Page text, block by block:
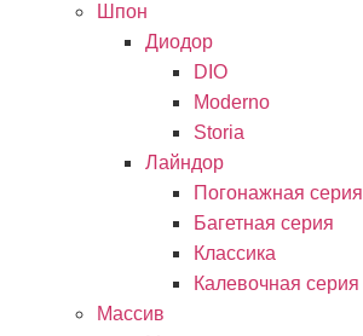
Шпон
Диодор
DIO
Moderno
Storia
Лайндор
Погонажная серия
Багетная серия
Классика
Калевочная серия
Массив